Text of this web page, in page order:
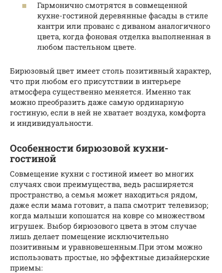
Гармонично смотрятся в совмещенной
кухне-гостиной деревянные фасады в стиле
кантри или прованс с диваном аналогичного
цвета, когда фоновая отделка выполненная в
любом пастельном цвете.
Бирюзовый цвет имеет столь позитивный характер,
что при любом его присутствии в интерьере
атмосфера существенно меняется. Именно так
можно преобразить даже самую ординарную
гостиную, если в ней не хватает воздуха, комфорта
и индивидуальности.
Особенности бирюзовой кухни-
гостиной
Совмещение кухни с гостиной имеет во многих
случаях свои преимущества, ведь расширяется
пространство, а семья может находиться рядом,
даже если мама готовит, а папа смотрит телевизор;
когда малыши копошатся на ковре со множеством
игрушек. Выбор бирюзового цвета в этом случае
лишь делает помещение исключительно
позитивным и уравновешенным.При этом можно
использовать простые, но эффектные дизайнерские
приемы: